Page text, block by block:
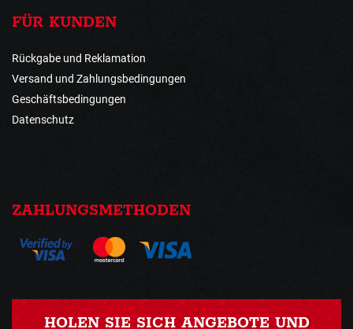
FÜR KUNDEN
Rückgabe und Reklamation
Versand und Zahlungsbedingungen
Geschäftsbedingungen
Datenschutz
ZAHLUNGSMETHODEN
HOLEN SIE SICH ANGEBOTE UND